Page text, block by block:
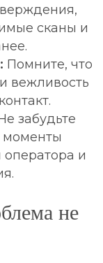
сканы и
Помните, что
вежливость
забудьте
моменты
оператора и
не